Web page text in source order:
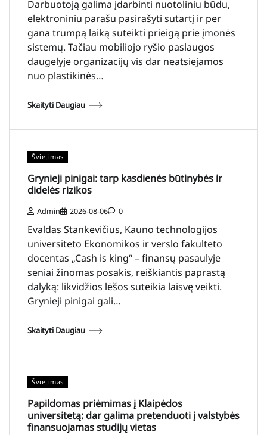
Darbuotoją galima įdarbinti nuotoliniu būdu,
elektroniniu parašu pasirašyti sutartį ir per
gana trumpą laiką suteikti prieigą prie įmonės
sistemų. Tačiau mobiliojo ryšio paslaugos
daugelyje organizacijų vis dar neatsiejamos
nuo plastikinės…
Skaityti Daugiau
Švietimas
Grynieji pinigai: tarp kasdienės būtinybės ir
didelės rizikos
Admin 2026-08-06 0
Evaldas Stankevičius, Kauno technologijos
universiteto Ekonomikos ir verslo fakulteto
docentas „Cash is king“ – finansų pasaulyje
seniai žinomas posakis, reiškiantis paprastą
dalyką: likvidžios lėšos suteikia laisvę veikti.
Grynieji pinigai gali…
Skaityti Daugiau
Švietimas
Papildomas priėmimas į Klaipėdos
universitetą: dar galima pretenduoti į valstybės
finansuojamas studijų vietas